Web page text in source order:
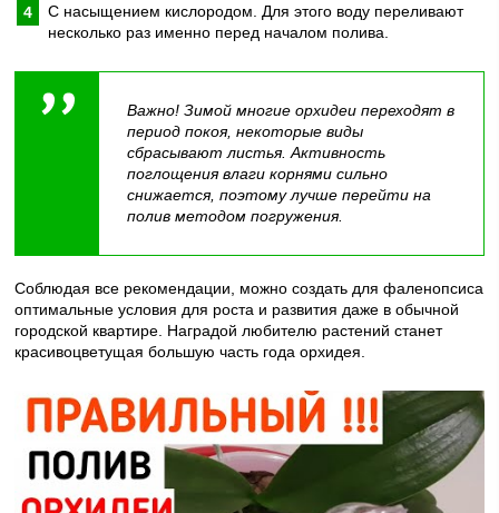
С насыщением кислородом. Для этого воду переливают
несколько раз именно перед началом полива.
Важно! Зимой многие орхидеи переходят в
период покоя, некоторые виды
сбрасывают листья. Активность
поглощения влаги корнями сильно
снижается, поэтому лучше перейти на
полив методом погружения.
Соблюдая все рекомендации, можно создать для фаленопсиса
оптимальные условия для роста и развития даже в обычной
городской квартире. Наградой любителю растений станет
красивоцветущая большую часть года орхидея.